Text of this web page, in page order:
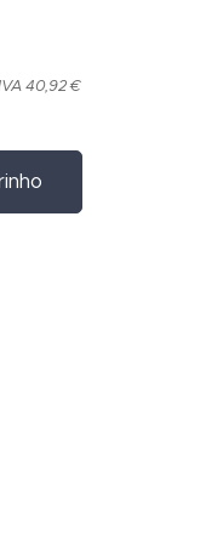
40,92 €